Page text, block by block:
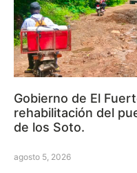
Gobierno de El
rehabilitación del
de los Soto.
agosto 5, 2026